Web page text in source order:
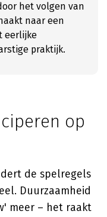
het volgen van
naar een
eerlijke
praktijk.
op
de spelregels
Duurzaamheid
meer – het raakt